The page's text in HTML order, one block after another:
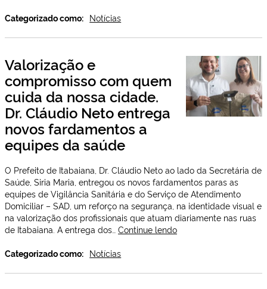
de
é
por
anúncio
de
premiação
do
14º
salário
Categorizado como: Notícias
Valorização e
compromisso com quem
cuida da nossa cidade.
Dr. Cláudio Neto entrega
novos fardamentos a
equipes da saúde
O Prefeito de Itabaiana, Dr. Cláudio Neto ao lado da Secretária de
Saúde, Siria Maria, entregou os novos fardamentos paras as
equipes de Vigilância Sanitária e do Serviço de Atendimento
Domiciliar – SAD, um reforço na segurança, na identidade visual e
na valorização dos profissionais que atuam diariamente nas ruas
de Itabaiana. A entrega dos… Continue lendoValorização
quem
Categorizado como: Notícias